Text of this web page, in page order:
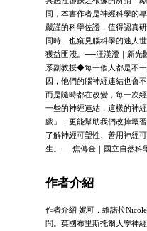
同，本書作者是神經科學的
嚴謹的科學佐證，值得認真
同時，也窺見腦科學的迷人
獲益匪淺。──汪漢澄｜新光
系副教授◆每一個人都是不
因，他們的腦神經連結也會
而是隨時都在改變，每一次
一些的神經連結，這樣的神
戲」，更能幫助我們改掉壞
了解神經可塑性、善用神經
生。──焦傳金｜國立自然科
作者介紹
作者介紹 妮可．維諾拉
問。英國布里斯托爾大學神